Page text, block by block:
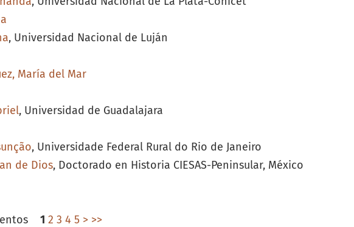
, Universidad Nacional de Luján
María del Mar
, Universidad de Guadalajara
, Universidade Federal Rural do Rio de Janeiro
de Dios, Doctorado en Historia CIESAS-Peninsular, México
1 2 3 4 5 > >>